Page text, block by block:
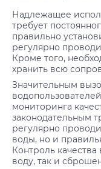
Надлежащее
требует
правильно
регулярно
Кроме того,
хранить всю
Значительным
мониторинга
законодательным
регулярно
воды, но и
Контроль
воду, так и